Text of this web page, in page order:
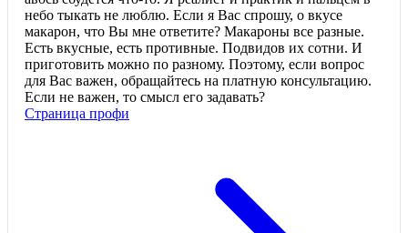
небо тыкать не люблю. Если я Вас спрошу, о вкусе
макарон, что Вы мне ответите? Макароны все разные.
Есть вкусные, есть противные. Подвидов их сотни. И
приготовить можно по разному. Поэтому, если вопрос
для Вас важен, обращайтесь на платную консультацию.
Если не важен, то смысл его задавать?
Страница профи